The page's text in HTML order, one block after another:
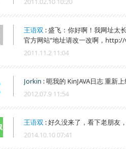
王语双 :盛飞：你好啊！我网址太
官方网站”地址请改一改啊，
2011.11.2 11:04
Jorkin : 呃我的 KinJAVA日志 重新
2012.07.9 11:54
王语双 :好久没来了，看下老朋友
2014.10.10 07:41